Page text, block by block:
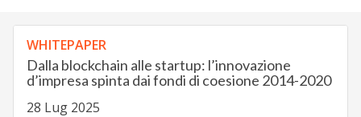
WHITEPAPER
Dalla blockchain alle startup: l’innovazione
d’impresa spinta dai fondi di coesione 2014-2020
28 Lug 2025